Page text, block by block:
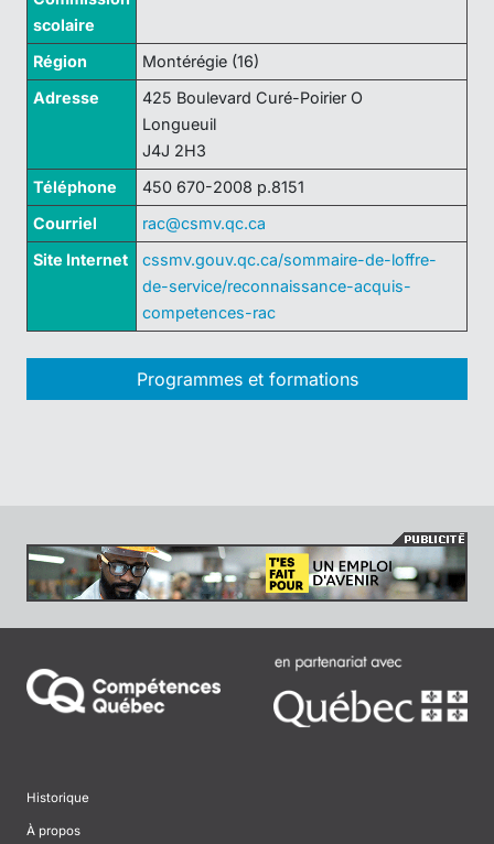
scolaire
Région
Montérégie (16)
Adresse
425 Boulevard Curé-Poirier O
Longueuil
J4J 2H3
Téléphone
450 670-2008 p.8151
Courriel
rac@csmv.qc.ca
Site Internet
cssmv.gouv.qc.ca/sommaire-de-loffre-
de-service/reconnaissance-acquis-
competences-rac
Programmes et formations
Historique
À propos